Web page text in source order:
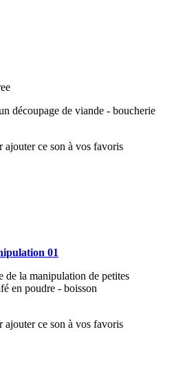
découpage de viande - boucherie
01
la manipulation de petites
en poudre - boisson